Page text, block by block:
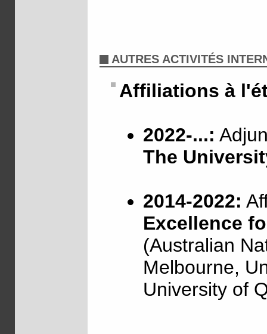
AUTRES ACTIVITÉS
Affiliations à
2022-...:
The
2014-2022:
Excellence
(Australian
Melbourne,
University of